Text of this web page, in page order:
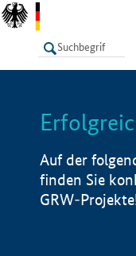
LISTE
Auf der
finden Sie
GRW-